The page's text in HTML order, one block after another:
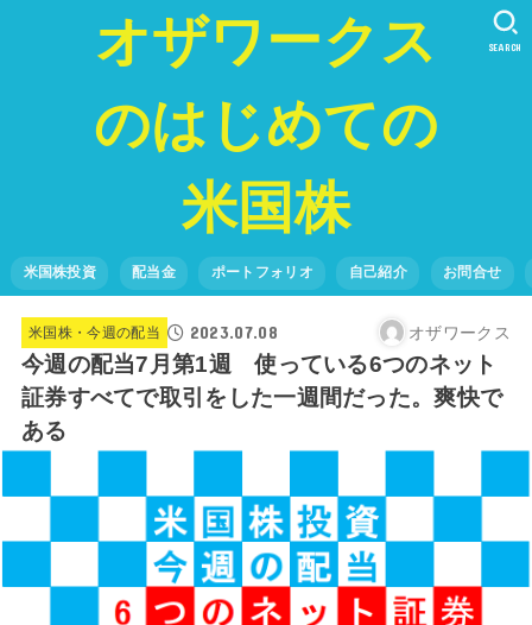
オザワークス
のはじめての
米国株
米国株投資 配当金 ポートフォリオ 自己紹介 お問合せ
SEARCH
米国株・今週の配当 2023.07.08 オザワークス
今週の配当7月第1週 使っている6つのネット
証券すべてで取引をした一週間だった。爽快で
ある